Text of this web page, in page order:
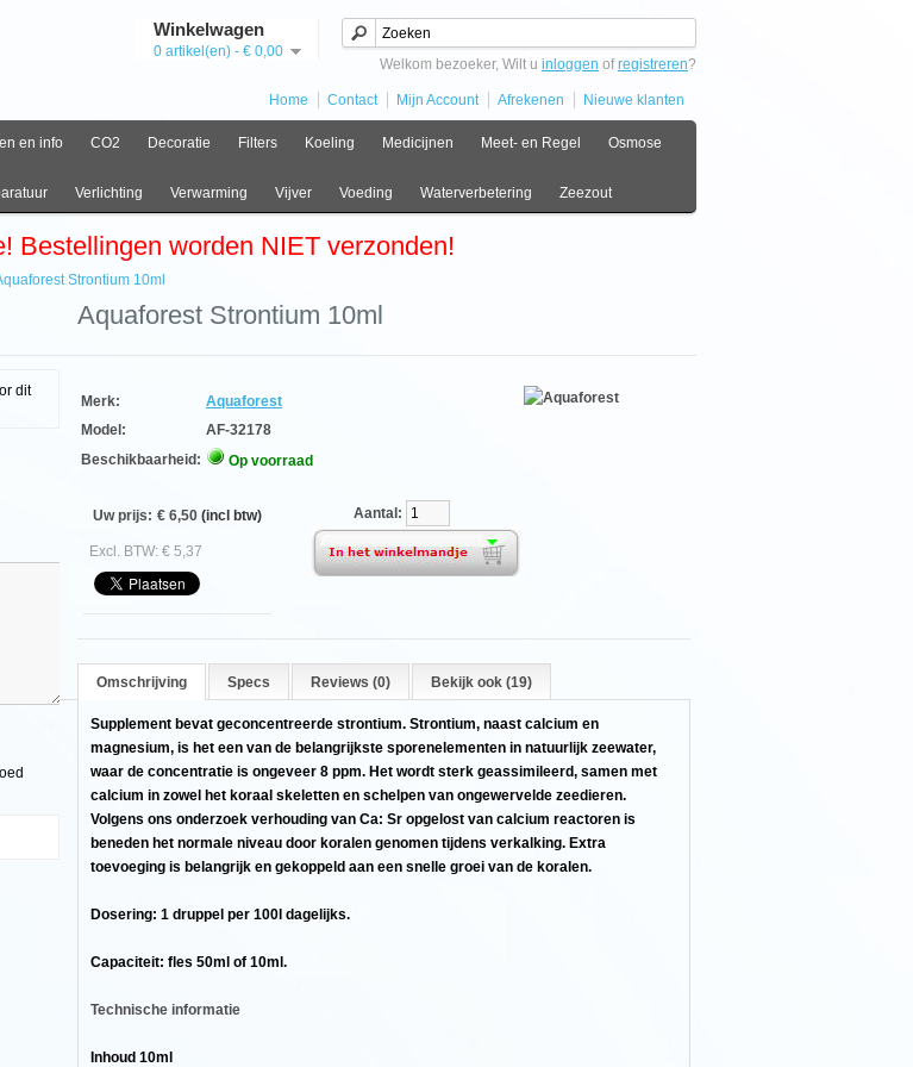
Winkelwagen
0 artikel(en) - € 0,00
Welkom bezoeker, Wilt u inloggen ofregistreren?
Home Contact Mijn Account Afrekenen Nieuwe klanten
en info CO2 Decoratie Filters Koeling Medicijnen Meet- en Regel Osmose
Verlichting Verwarming Vijver Voeding Waterverbetering Zeezout
Bestellingen worden NIET verzonden!
Strontium 10ml
dit
Aquaforest Strontium 10ml
Merk:
Aquaforest
Model:
AF-32178
Beschikbaarheid:
Op voorraad
Uw prijs: € 6,50 (incl btw)
Excl. BTW: € 5,37
Aantal:
Omschrijving Specs Reviews (0) Bekijk ook (19)
Supplement bevat geconcentreerde strontium. Strontium, naast calcium en
magnesium, is het een van de belangrijkste sporenelementen in natuurlijk zeewater,
waar de concentratie is ongeveer 8 ppm. Het wordt sterk geassimileerd, samen met
calcium in zowel het koraal skeletten en schelpen van ongewervelde zeedieren.
Volgens ons onderzoek verhouding van Ca: Sr opgelost van calcium reactoren is
beneden het normale niveau door koralen genomen tijdens verkalking. Extra
toevoeging is belangrijk en gekoppeld aan een snelle groei van de koralen.
Dosering: 1 druppel per 100l dagelijks.
Capaciteit: fles 50ml of 10ml.
Technische informatie
Inhoud 10ml